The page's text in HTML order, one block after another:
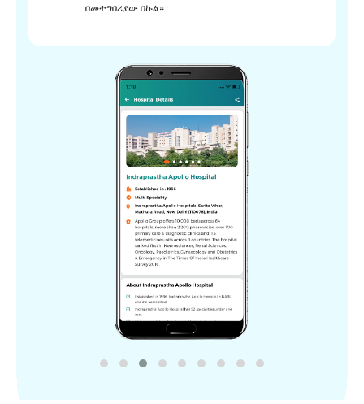
በመተግበሪያው በኩል።